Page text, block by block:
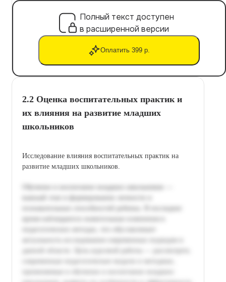
Полный текст доступен
в расширенной версии
Оплатить 399 р.
2.2 Оценка воспитательных практик и
их влияния на развитие младших
школьников
Исследование влияния воспитательных практик на
развитие младших школьников.